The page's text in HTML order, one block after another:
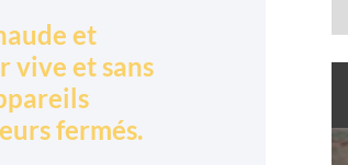
et
vive et sans
fermés.